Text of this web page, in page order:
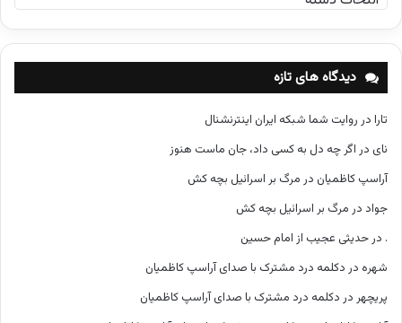
س
ت
ه‌
ه
دیدگاه های تازه
تارا در روایت شما شبکه ایران اینترنشنال
نای در اگر چه دل به کسی داد، جان ماست هنوز
آراسپ کاظمیان در مرگ بر اسرائیل بچه کش
جواد در مرگ بر اسرائیل بچه کش
. در حدیثی عجیب از امام حسین
شهره در دکلمه درد مشترک با صدای آراسپ کاظمیان
پریچهر در دکلمه درد مشترک با صدای آراسپ کاظمیان